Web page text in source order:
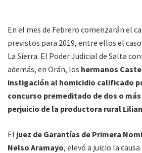
En el mes de Febrero comenzarán el
previstos para 2019, entre ellos el
La Sierra. El Poder Judicial de Salta
además, en Orán, los hermanos
instigación al homicidio calificado
concurso premeditado de dos o
perjuicio de la productora rural
El juez de Garantías de Primera
Nelso Aramayo, elevó a juicio la